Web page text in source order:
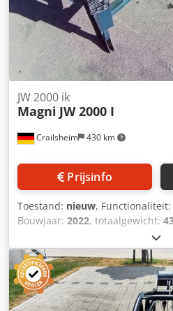
Crailsheim 430 km
JW 2000 ik
Magni JW 2000 I
Prijsinfo
Toestand: nieuw, Functionaliteit:
Bouwjaar: 2022, totaalgewicht:
2.300 mm,
draagvermogen:2.000 kg,
Aoqekr Fabrikant: Magni Type:
Hoogte (mm): 1.200 Lengte (mm):
(kg): 2.000 Gewicht (kg): 430